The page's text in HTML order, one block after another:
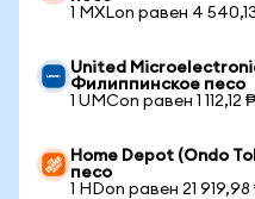
1 MXLon равен 4
United
Филиппинское песо
1 UMCon равен 1 112,12 ₱
Home Depot (Ondo
песо
1 HDon равен 21 919,98